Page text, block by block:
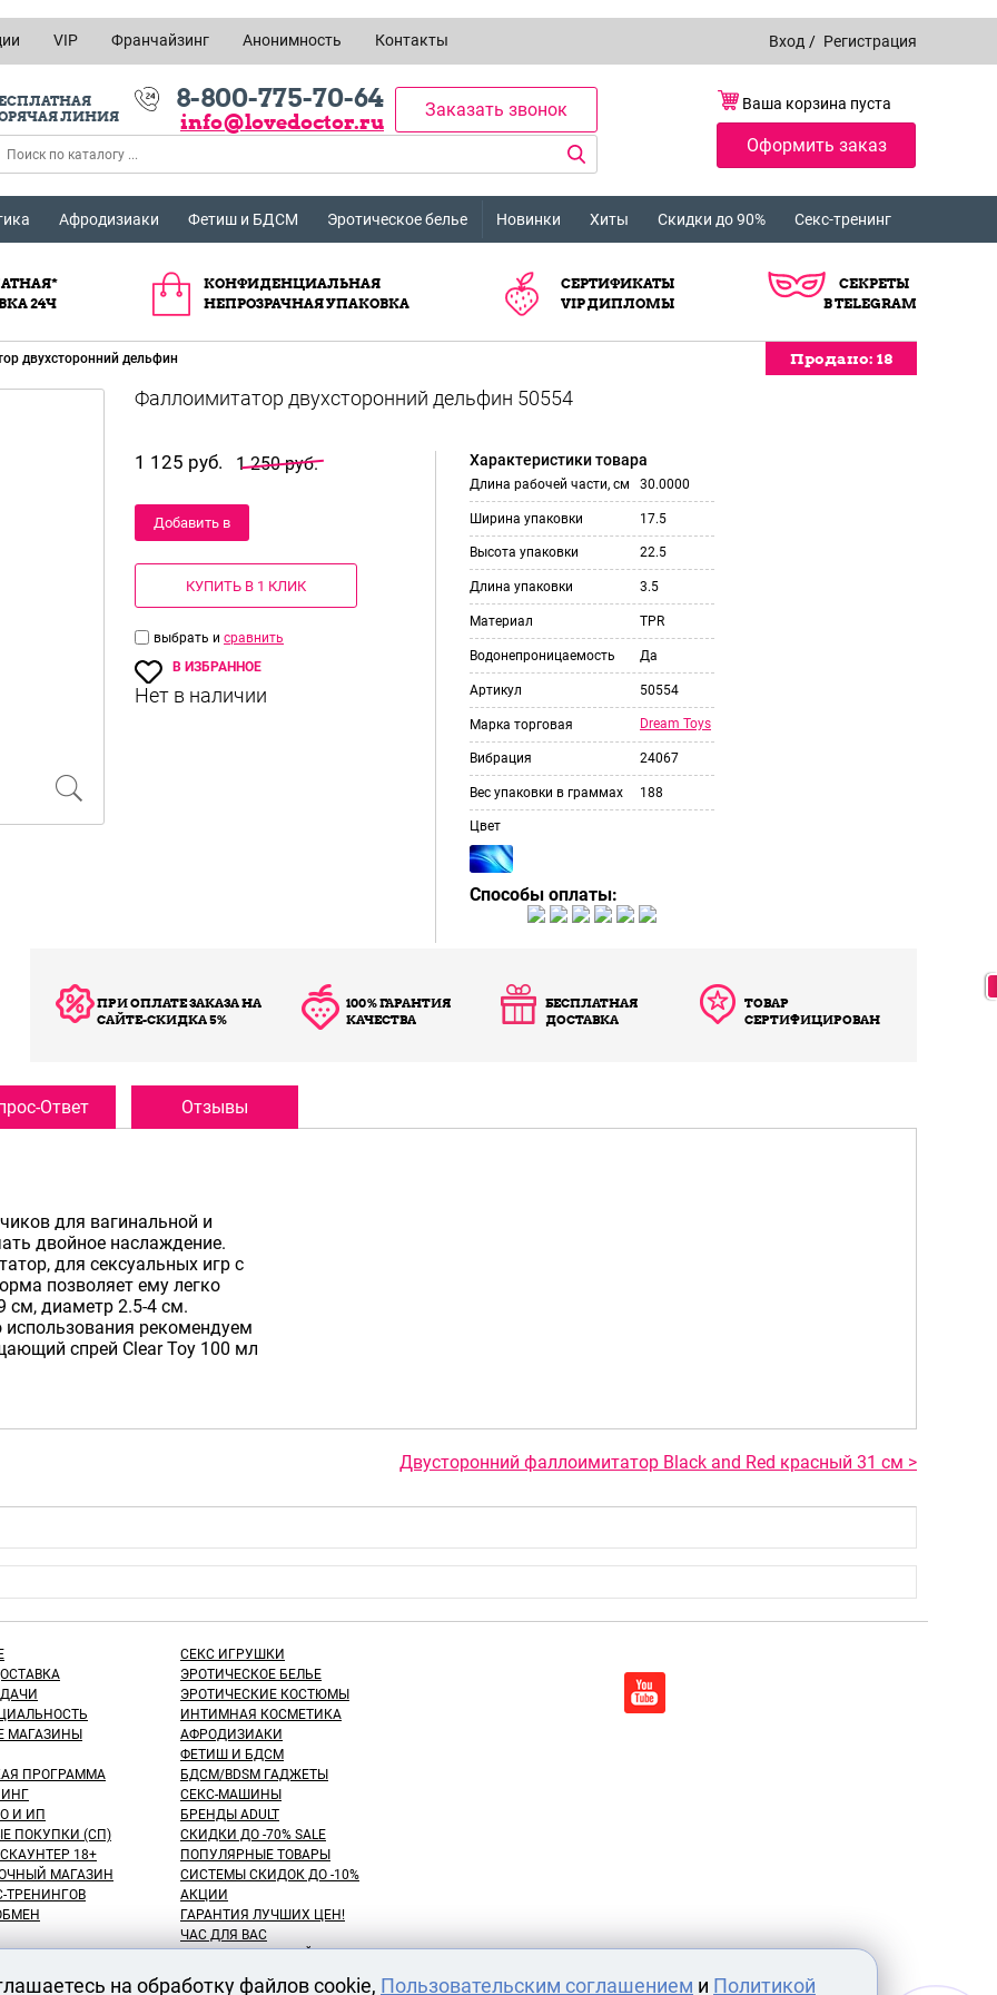
VIP Франчайзинг Анонимность Контакты Вход / Регистрация
ЛИНИЯ
8-800-775-70-64
info@lovedoctor.ru
Заказать звонок Ваша корзина пуста
Оформить заказ
Афродизиаки Фетиш и БДСМ Эротическое белье Новинки Хиты Скидки до 90% Секс-тренинг
24Ч
КОНФИДЕНЦИАЛЬНАЯ
НЕПРОЗРАЧНАЯ УПАКОВКА
СЕРТИФИКАТЫ
VIP ДИПЛОМЫ
СЕКРЕТЫ
В TELEGRAM
двухсторонний дельфин Продано: 18
Продано: 18
Продано: 18
1 125 руб. 1 250 руб.
Добавить в
корзину
КУПИТЬ В 1 КЛИК
выбрать и сравнить
В ИЗБРАННОЕ
Характеристики товара
Длина рабочей части, см 30.0000
Ширина упаковки 17.5
Высота упаковки 22.5
Длина упаковки 3.5
Материал TPR
Водонепроницаемость Да
Артикул 50554
Марка торговая Dream Toys
Вибрация 24067
Вес упаковки в граммах 188
Цвет
Способы оплаты:
ПРИ ОПЛАТЕ ЗАКАЗА НА
САЙТЕ-СКИДКА 5%
100% ГАРАНТИЯ
КАЧЕСТВА
БЕСПЛАТНАЯ
ДОСТАВКА
ТОВАР
СЕРТИФИЦИРОВАН
Ответ Отзывы
для вагинальной и
двойное наслаждение.
для сексуальных игр с
позволяет ему легко
см, диаметр 2.5-4 см.
рекомендуем
спрей Clear Toy 100 мл
Двусторонний фаллоимитатор Black and Red красный 31 см >
МАГАЗИНЫ
ПРОГРАММА
И ИП
ПОКУПКИ (СП)
18+
МАГАЗИН
ТРЕНИНГОВ
СЕКС ИГРУШКИ
ЭРОТИЧЕСКОЕ БЕЛЬЕ
ЭРОТИЧЕСКИЕ КОСТЮМЫ
ИНТИМНАЯ КОСМЕТИКА
АФРОДИЗИАКИ
ФЕТИШ И БДСМ
БДСМ/BDSM ГАДЖЕТЫ
СЕКС-МАШИНЫ
БРЕНДЫ ADULT
СКИДКИ ДО -70% SALE
ПОПУЛЯРНЫЕ ТОВАРЫ
СИСТЕМЫ СКИДОК ДО -10%
АКЦИИ
ГАРАНТИЯ ЛУЧШИХ ЦЕН!
ЧАС ДЛЯ ВАС
100 БОНУСНЫХ РУБЛЕЙ!
на обработку файлов cookie, Пользовательским соглашением и Политикой